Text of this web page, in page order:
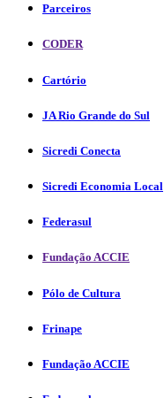
Parceiros
CODER
Cartório
JA Rio Grande do Sul
Sicredi Conecta
Sicredi Economia Local
Federasul
Fundação ACCIE
Pólo de Cultura
Frinape
Fundação ACCIE